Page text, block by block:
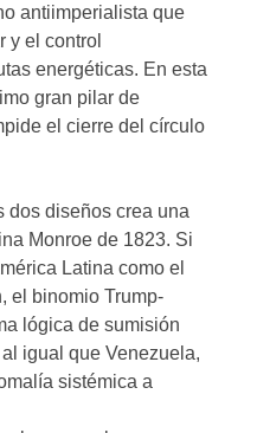
antiimperialista que
y el control
energéticas. En esta
gran pilar de
el cierre del círculo
dos diseños crea una
Monroe de 1823. Si
Latina como el
el binomio Trump-
lógica de sumisión
igual que Venezuela,
sistémica a